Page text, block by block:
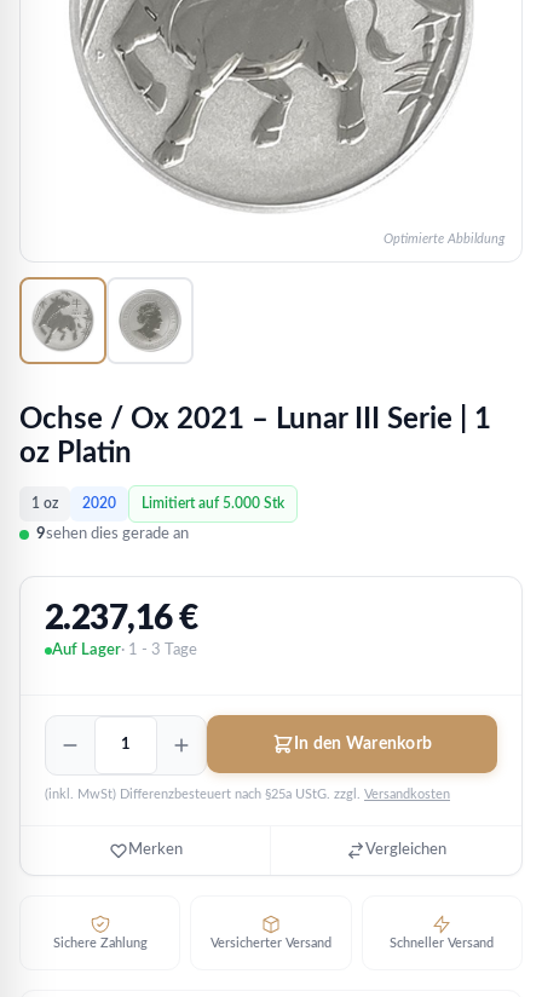
Optimierte Abbildung
Ochse / Ox 2021 – Lunar III Serie | 1
oz Platin
1 oz 2020 Limitiert auf 5.000 Stk
9sehen dies gerade an
2.237,16€
Auf Lager· 1 - 3 Tage
Ochse
Ox
2021
In den Warenkorb
(inkl. MwSt) Differenzbesteuert nach §25a UStG. zzgl. Versandkosten
Merken Vergleichen
Sichere Zahlung Versicherter Versand Schneller Versand